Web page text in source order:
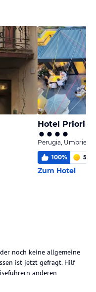
Hotel Priori
Perugia, Umbrien
100% 5,0
Zum Hotel
noch keine allgemeine
ist jetzt gefragt. Hilf
anderen